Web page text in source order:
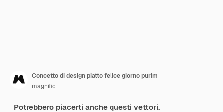
Concetto di design piatto felice giorno purim
magnific
Potrebbero piacerti anche questi vettori.